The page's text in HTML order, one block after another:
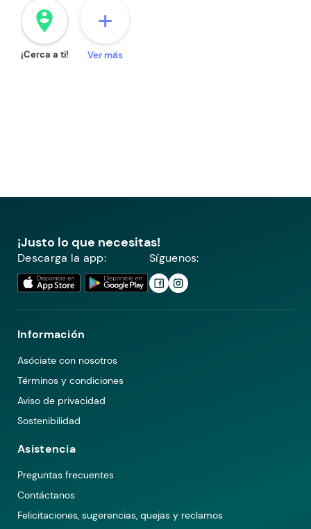
person_pin_circle
¡Cerca a ti!
+
Ver más
¡Justo lo que necesitas!
Descarga la app: Síguenos:
Información
Asóciate con nosotros
Términos y condiciones
Aviso de privacidad
Sostenibilidad
Asistencia
Preguntas frecuentes
Contáctanos
Felicitaciones, sugerencias, quejas y reclamos